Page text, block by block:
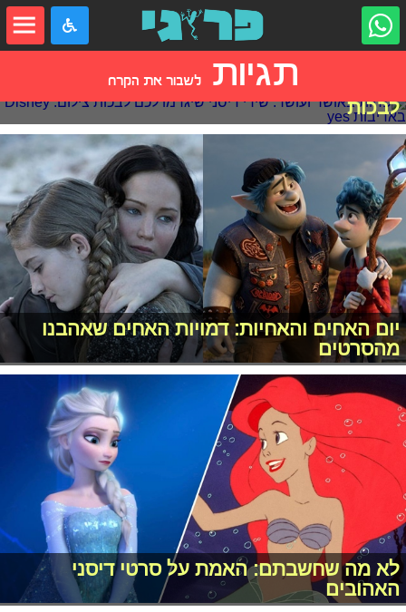
תגיותלשבור את הקרח
פחות באושר ועושר: שירי דיסני שיגרמו לכם
לבכות
יום האחים והאחיות: דמויות האחים שאהבנו
מהסרטים
לא מה שחשבתם: האמת על סרטי דיסני
האהובים